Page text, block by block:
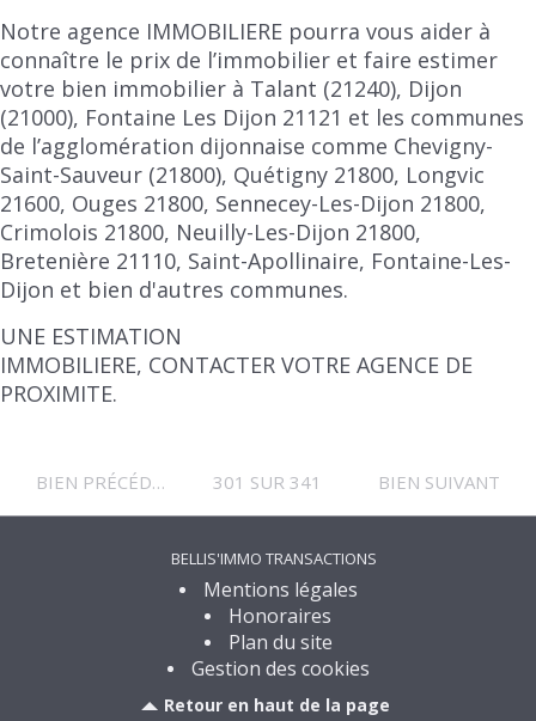
Notre agence IMMOBILIERE pourra vous aider à
connaître le prix de l’immobilier et faire estimer
votre bien immobilier à Talant (21240), Dijon
(21000), Fontaine Les Dijon 21121 et les communes
de l’agglomération dijonnaise comme Chevigny-
Saint-Sauveur (21800), Quétigny 21800, Longvic
21600, Ouges 21800, Sennecey-Les-Dijon 21800,
Crimolois 21800, Neuilly-Les-Dijon 21800,
Bretenière 21110, Saint-Apollinaire, Fontaine-Les-
Dijon et bien d'autres communes.
UNE ESTIMATION
IMMOBILIERE, CONTACTER VOTRE AGENCE DE
PROXIMITE.
BIEN PRÉCÉDENT 301 SUR 341 BIEN SUIVANT
BELLIS'IMMO TRANSACTIONS
Mentions légales
Honoraires
Plan du site
Gestion des cookies
Retour en haut de la page